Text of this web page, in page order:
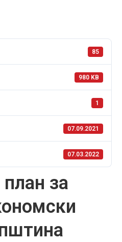
85
980 KB
1
07.09.2021
07.03.2022
за